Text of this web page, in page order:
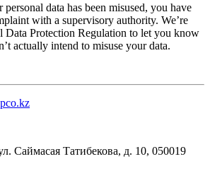
data has been misused, you have
with a supervisory authority. We’re
Data Protection Regulation to let you know
actually intend to misuse your data.
Саймасая Татибекова, д. 10, 050019